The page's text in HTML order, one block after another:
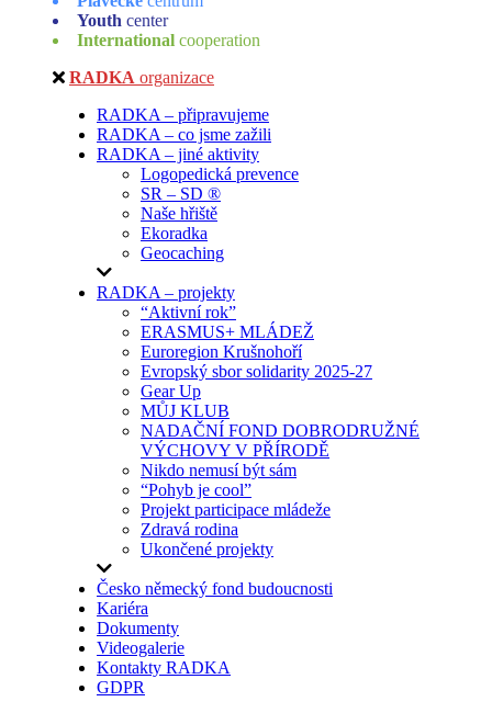
Youth center
International cooperation
RADKA organizace
RADKA – připravujeme
RADKA – co jsme zažili
RADKA – jiné aktivity
Logopedická prevence
SR – SD ®
Naše hřiště
Ekoradka
Geocaching
RADKA – projekty
“Aktivní rok”
ERASMUS+ MLÁDEŽ
Euroregion Krušnohoří
Evropský sbor solidarity 2025-27
Gear Up
MŮJ KLUB
NADAČNÍ FOND DOBRODRUŽNÉ
VÝCHOVY V PŘÍRODĚ
Nikdo nemusí být sám
“Pohyb je cool”
Projekt participace mládeže
Zdravá rodina
Ukončené projekty
Česko německý fond budoucnosti
Kariéra
Dokumenty
Videogalerie
Kontakty RADKA
GDPR